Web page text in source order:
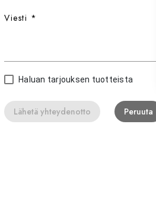
Viesti *
Haluan tarjouksen tuotteista
Lähetä yhteydenotto Peruuta